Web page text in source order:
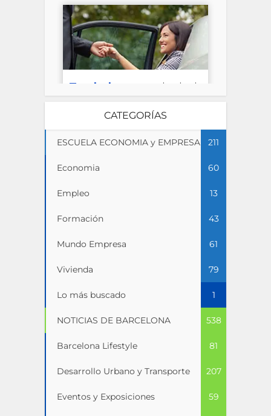
CATEGORÍAS
ESCUELA ECONOMIA y EMPRESA 211
Economia 60
Empleo 13
Formación 43
Mundo Empresa 61
Vivienda 79
Lo más buscado 1
NOTICIAS DE BARCELONA 538
Barcelona Lifestyle 81
Desarrollo Urbano y Transporte 207
Eventos y Exposiciones 59